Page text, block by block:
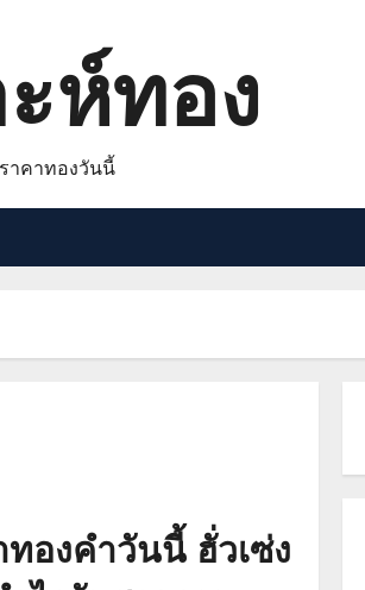
ห์ทอง
าคาทองวันนี้
องคำวันนี้ ฮั่วเซ่ง